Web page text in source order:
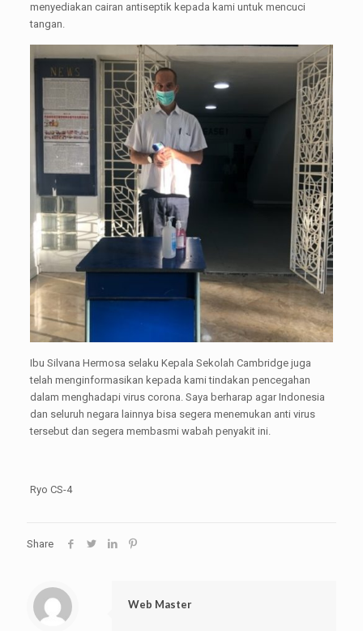
menyediakan cairan antiseptik kepada kami untuk mencuci
tangan.
Ibu Silvana Hermosa selaku Kepala Sekolah Cambridge juga
telah menginformasikan kepada kami tindakan pencegahan
dalam menghadapi virus corona. Saya berharap agar Indonesia
dan seluruh negara lainnya bisa segera menemukan anti virus
tersebut dan segera membasmi wabah penyakit ini.
Ryo CS-4
Share
Web Master